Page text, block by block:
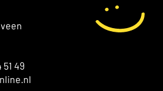
51 49